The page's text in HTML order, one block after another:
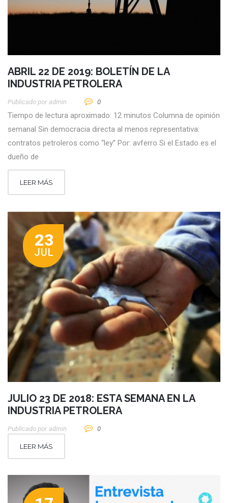
ABRIL 22 DE 2019: BOLETÍN DE LA
INDUSTRIA PETROLERA
Publicado por Admin 0
Tiempo de lectura aproximado: 12 minutos Columna de opinión
semanal Sin democracia directa al menos representativa:
contratos petroleros como “ley” Por: avferro Si el Estado es el
dueño de
LEER MÁS
23
JUL
JULIO 23 DE 2018: ESTA SEMANA EN LA
INDUSTRIA PETROLERA
Publicado por Admin 0
LEER MÁS